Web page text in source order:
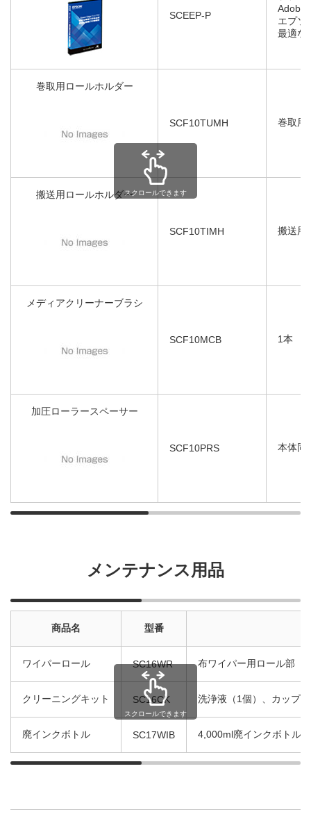
SCEEP-P
エプソ
最適な
巻取用ロールホルダー
SCF10TUMH 巻取用
搬送用ロールホルダー
SCF10TIMH 搬送用
メディアクリーナーブラシ
SCF10MCB 1本
加圧ローラースペーサー
SCF10PRS 本体同
スクロールできます
メンテナンス用品
商品名 型番
ワイパーロール SC16WR 布ワイパー用ロール部（
クリーニングキット SC16CK 洗浄液（1個）、カップ
廃インクボトル SC17WIB 4,000ml廃インクボトル
スクロールできます